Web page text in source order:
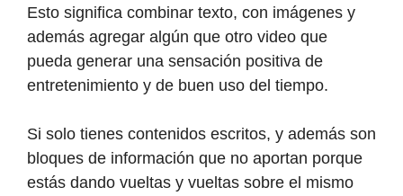
Esto significa combinar texto, con imágenes y
además agregar algún que otro video que
pueda generar una sensación positiva de
entretenimiento y de buen uso del tiempo.
Si solo tienes contenidos escritos, y además son
bloques de información que no aportan porque
estás dando vueltas y vueltas sobre el mismo